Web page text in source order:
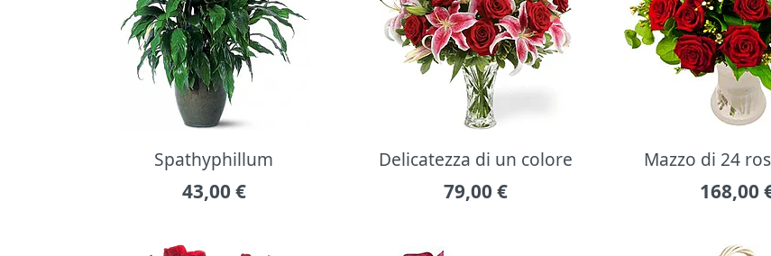
Spathyphillum
43,00 €
Delicatezza di un colore
79,00 €
Mazzo di 24
168,00